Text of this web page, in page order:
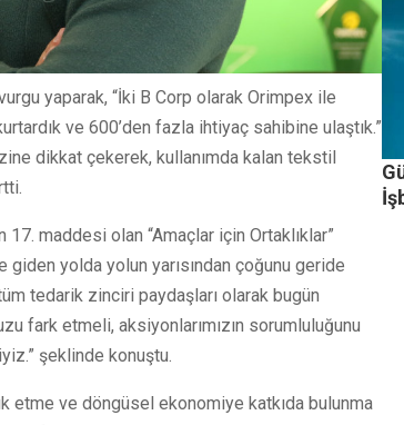
yaparak, “İki B Corp olarak Orimpex ile
ve 600’den fazla ihtiyaç sahibine ulaştık.”
dikkat çekerek, kullanımda kalan tekstil
17. maddesi olan “Amaçlar için Ortaklıklar”
yolda yolun yarısından çoğunu geride
tedarik zinciri paydaşları olarak bugün
fark etmeli, aksiyonlarımızın sorumluluğunu
şeklinde konuştu.
etme ve döngüsel ekonomiye katkıda bulunma